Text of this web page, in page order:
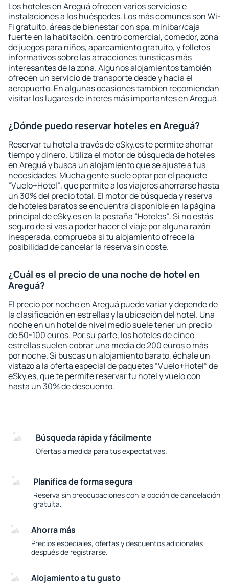
Los hoteles en Areguá ofrecen varios servicios e
instalaciones a los huéspedes. Los más comunes son Wi-
Fi gratuito, áreas de bienestar con spa, minibar/caja
fuerte en la habitación, centro comercial, comedor, zona
de juegos para niños, aparcamiento gratuito, y folletos
informativos sobre las atracciones turísticas más
interesantes de la zona. Algunos alojamientos también
ofrecen un servicio de transporte desde y hacia el
aeropuerto. En algunas ocasiones también recomiendan
visitar los lugares de interés más importantes en Areguá.
¿Dónde puedo reservar hoteles en Areguá?
Reservar tu hotel a través de eSky.es te permite ahorrar
tiempo y dinero. Utiliza el motor de búsqueda de hoteles
en Areguá y busca un alojamiento que se ajuste a tus
necesidades. Mucha gente suele optar por el paquete
“Vuelo+Hotel“, que permite a los viajeros ahorrarse hasta
un 30% del precio total. El motor de búsqueda y reserva
de hoteles baratos se encuentra disponible en la página
principal de eSky.es en la pestaña “Hoteles“. Si no estás
seguro de si vas a poder hacer el viaje por alguna razón
inesperada, comprueba si tu alojamiento ofrece la
posibilidad de cancelar la reserva sin coste.
¿Cuál es el precio de una noche de hotel en
Areguá?
El precio por noche en Areguá puede variar y depende de
la clasificación en estrellas y la ubicación del hotel. Una
noche en un hotel de nivel medio suele tener un precio
de 50-100 euros. Por su parte, los hoteles de cinco
estrellas suelen cobrar una media de 200 euros o más
por noche. Si buscas un alojamiento barato, échale un
vistazo a la oferta especial de paquetes “Vuelo+Hotel“ de
eSky.es, que te permite reservar tu hotel y vuelo con
hasta un 30% de descuento.
Búsqueda rápida y fácilmente
Ofertas a medida para tus expectativas.
Planifica de forma segura
Reserva sin preocupaciones con la opción de cancelación
gratuita.
Ahorra más
Precios especiales, ofertas y descuentos adicionales
después de registrarse.
Alojamiento a tu gusto